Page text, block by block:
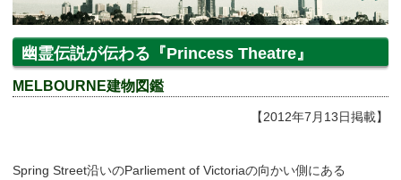
幽霊伝説が伝わる『Princess Theatre』
MELBOURNE建物図鑑
【2012年7月13日掲載】
Spring Street沿いのParliement of Victoriaの向かい側にある